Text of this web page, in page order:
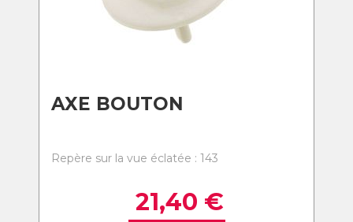
AXE BOUTON
Repère sur la vue éclatée : 143
21,40 €